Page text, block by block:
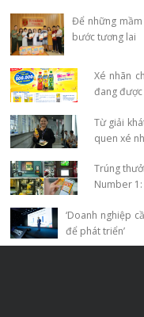
Để những
bước tương lai
Xé nhãn
đang được
Từ giải
quen xé
Trúng
Number
‘Doanh nghiệp
để phát triển’